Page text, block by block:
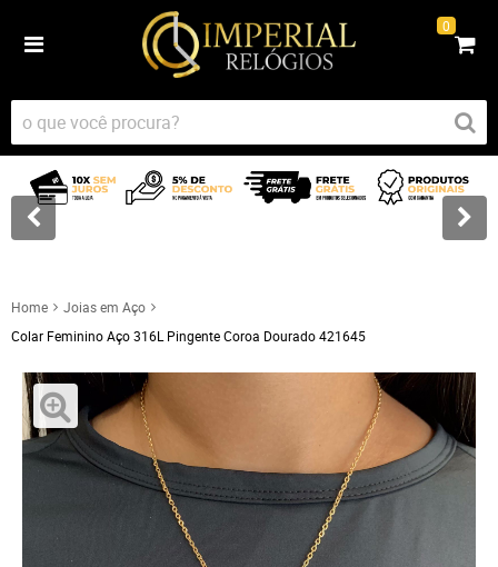
0
Home
Joias em Aço
Colar Feminino Aço 316L Pingente Coroa Dourado 421645